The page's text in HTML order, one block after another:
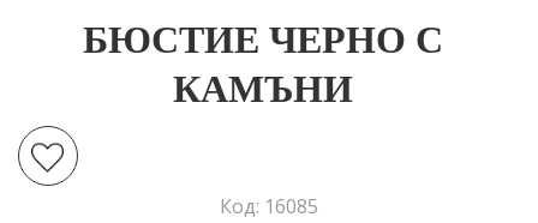
БЮСТИЕ ЧЕРНО С
КАМЪНИ
Код: 16085